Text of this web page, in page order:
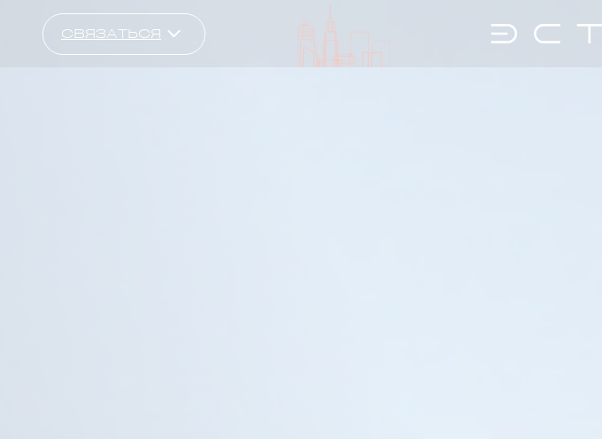
СВЯЗАТЬСЯ